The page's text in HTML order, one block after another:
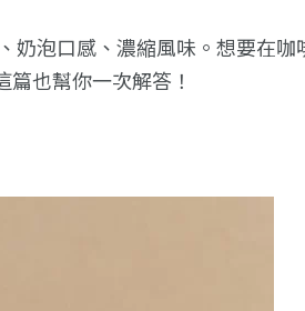
泡口感、濃縮風味。想要在咖
篇也幫你一次解答！